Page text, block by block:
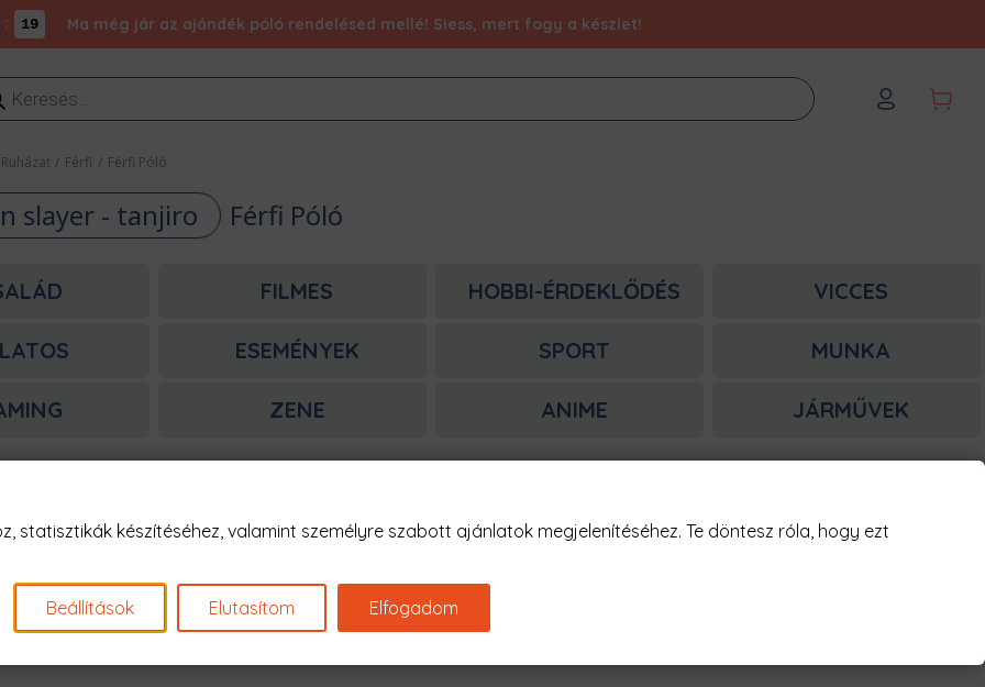
: 19 Ma még jár az ajándék póló rendelésed mellé! Siess, mert fogy a készlet!
Ruházat / Férfi / Férfi Póló
slayer - tanjiro Férfi Póló
FILMES HOBBI-ÉRDEKLŐDÉS VICCES
ESEMÉNYEK SPORT MUNKA
ZENE ANIME JÁRMŰVEK
Nagyon sajnáljuk! 😥
Nincs találat erre: "demon slayer - tanjiro Férfi Póló"
statisztikák készítéséhez, valamint személyre szabott ajánlatok megjelenítéséhez. Te döntesz róla, hogy ezt
Beállítások Elutasítom Elfogadom